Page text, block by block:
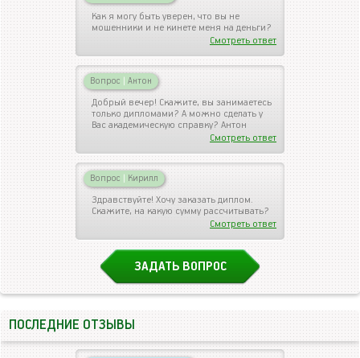
Как я могу быть уверен, что вы не
мошенники и не кинете меня на деньги?
Смотреть ответ
Вопрос | Антон
Добрый вечер! Скажите, вы занимаетесь
только дипломами? А можно сделать у
Вас академическую справку? Антон
Смотреть ответ
Вопрос | Кирилл
Здравствуйте! Хочу заказать диплом.
Скажите, на какую сумму рассчитывать?
Смотреть ответ
ЗАДАТЬ ВОПРОС
ПОСЛЕДНИЕ ОТЗЫВЫ